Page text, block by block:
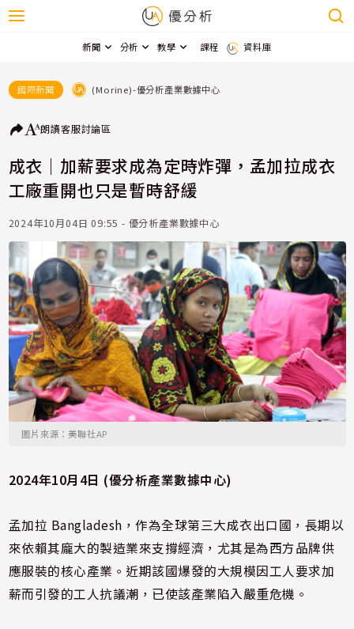
新聞 分析 教學 課程 資料庫
國際新聞 (Morine)-優分析產業數據中心
朗讀客服討論區
成衣｜加薪要求成為定時炸彈，孟加拉成衣
工廠重開也只是暫時舒緩
2024年10月04日 09:55 - 優分析產業數據中心
圖片來源：美聯社AP
2024年10月4日 (優分析產業數據中心)
孟加拉 Bangladesh，作為全球第三大成衣出口國，長期以
來依賴其龐大的製造業來支撐經濟，尤其是為西方品牌供
應服裝的核心產業。近期該國爆發的大規模因工人要求加
薪而引發的工人抗議潮，已使該產業陷入嚴重危機。